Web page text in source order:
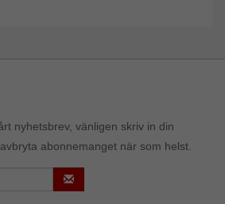
nyhetsbrev, vänligen skriv in din
abonnemanget när som helst.